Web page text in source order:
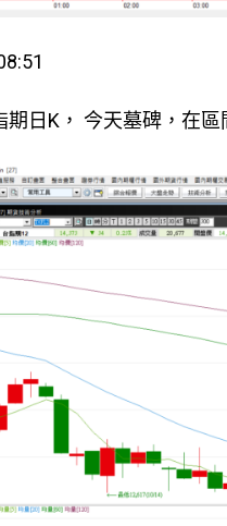
期日K， 今天墓碑，在